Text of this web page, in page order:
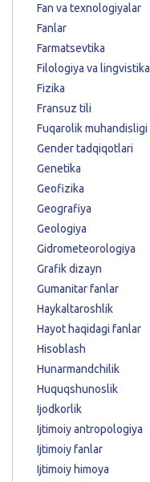
Fan va texnologiyalar
Fanlar
Farmatsevtika
Filologiya va lingvistika
Fizika
Fransuz tili
Fuqarolik muhandisligi
Gender tadqiqotlari
Genetika
Geofizika
Geografiya
Geologiya
Gidrometeorologiya
Grafik dizayn
Gumanitar fanlar
Haykaltaroshlik
Hayot haqidagi fanlar
Hisoblash
Hunarmandchilik
Huquqshunoslik
Ijodkorlik
Ijtimoiy antropologiya
Ijtimoiy fanlar
Ijtimoiy himoya